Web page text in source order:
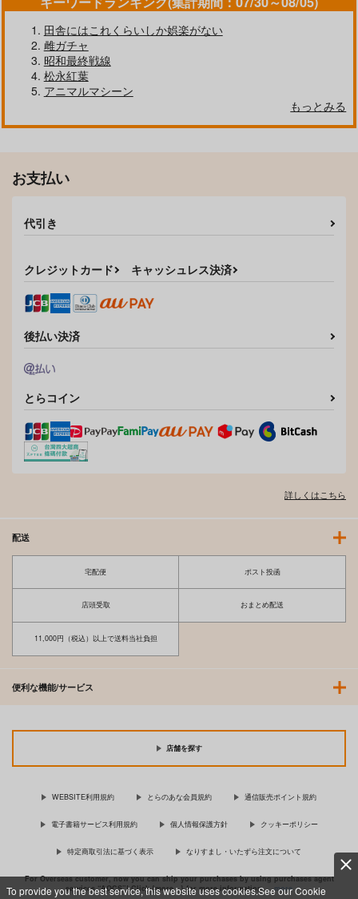
To provide you the best service, this website uses cookies.See our Cookie
田舎にはこれくらいしか娯楽がない
雌ガチャ
昭和最終戦線
松永紅葉
アニマルマシーン
もっとみる
お支払い
代引き
クレジットカード キャッシュレス決済
後払い決済
とらコイン
詳しくはこちら
配送
宅配便 ポスト投函
店頭受取 おまとめ配送
11,000円（税込）以上で送料当社負担
便利な機能/サービス
店舗を探す
WEBSITE利用規約 とらのあな会員規約 通信販売ポイント規約
電子書籍サービス利用規約 個人情報保護方針 クッキーポリシー
特定商取引法に基づく表示 なりすまし・いたずら注文について
For Overseas customer, now you can ship your purchases by using purchases agent
services “AOCS”! Click {more…} for more information …more